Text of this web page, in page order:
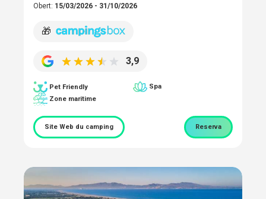
Obert: 15/03/2026 - 31/10/2026
🎁
3,9
Pet Friendly
Spa
Zone maritime
Site Web du camping Reserva